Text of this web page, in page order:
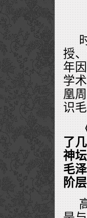
授
年
学
凰
识
了
神
毛
阶